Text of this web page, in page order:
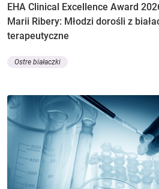
EHA Clinical Excellence Award
Marii Ribery: Młodzi dorośli z
terapeutyczne
Ostre białaczki